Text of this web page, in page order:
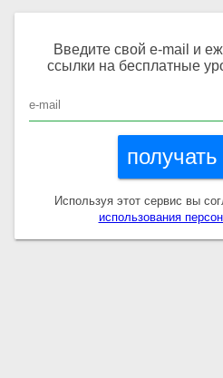
Введите свой e-mail и
ссылки на бесплатные
Используя этот сервис вы
использования
Собери фразу